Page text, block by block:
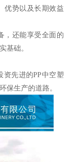
优势以及长期效益
，还能享受全面的
基础。
先进的PP中空塑
保生产的道路。